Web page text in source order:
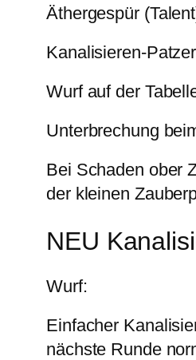
Äthergespür
Kanalisieren-
Wurf auf der
Unterbrechung
Bei Schaden ober
der kleinen
NEU
Wurf:
Einfacher
nächste Runde